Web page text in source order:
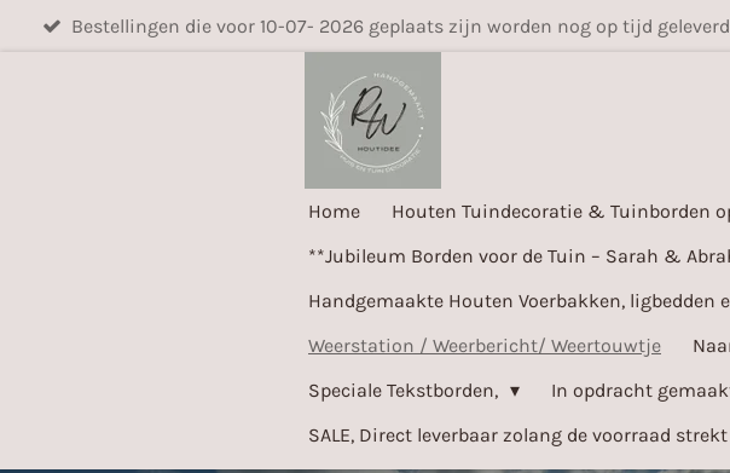
Bestellingen die voor 10-07- 2026 geplaats zijn worden nog op tijd
Home Houten Tuindecoratie & Tuinborden
**Jubileum Borden voor de Tuin – Sarah &
Handgemaakte Houten Voerbakken, ligbedden
Weerstation / Weerbericht/ Weertouwtje
Speciale Tekstborden,
In opdracht
SALE, Direct leverbaar zolang de voorraad strekt